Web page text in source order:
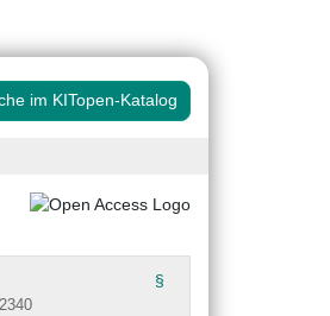
im KITopen-Katalog
§